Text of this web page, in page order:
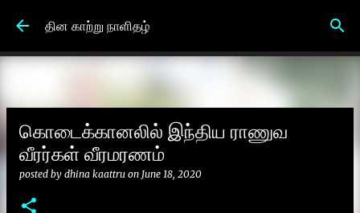
Skip to main content
தின காற்று நாளிதழ்
கொடைக்கானலில் இந்திய ராணுவ
வீரர்கள் வீரமரணம்
posted by dhina kaattru on June 18, 2020